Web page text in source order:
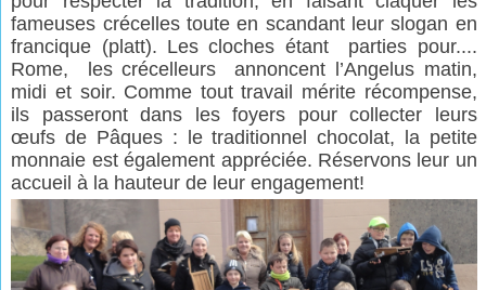
fameuses crécelles toute en scandant leur slogan en
francique (platt). Les cloches étant parties pour....
Rome, les crécelleurs annoncent l’Angelus matin,
midi et soir. Comme tout travail mérite récompense,
ils passeront dans les foyers pour collecter leurs
œufs de Pâques : le traditionnel chocolat, la petite
monnaie est également appréciée. Réservons leur un
accueil à la hauteur de leur engagement!